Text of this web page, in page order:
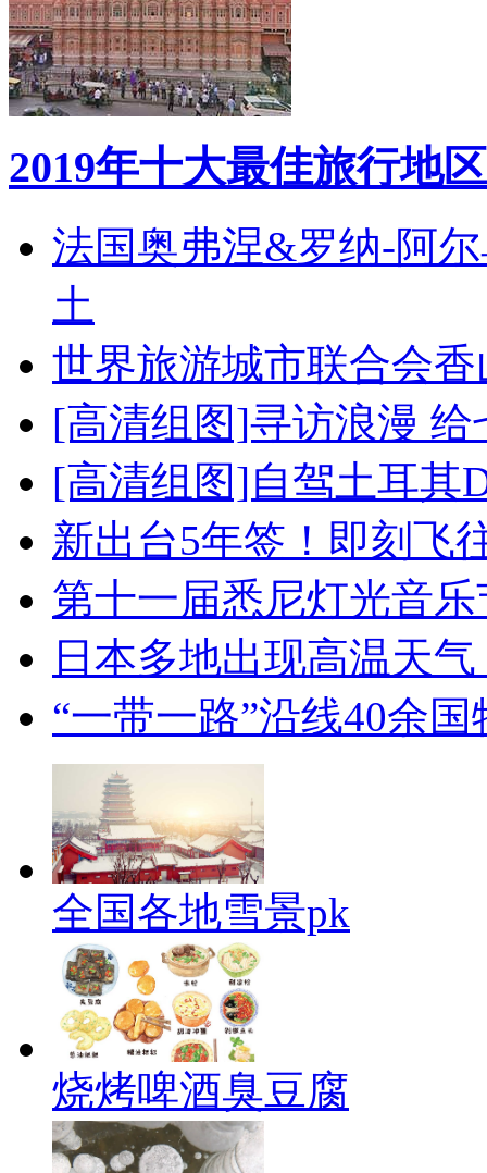
2019年十大最佳旅行地区
法国奥弗涅&罗纳-阿
土
世界旅游城市联合会
[高清组图]寻访浪漫
[高清组图]自驾土耳其
新出台5年签！即刻飞
第十一届悉尼灯光音
日本多地出现高温天
“一带一路”沿线40余
全国各地雪景pk
烧烤啤酒臭豆腐